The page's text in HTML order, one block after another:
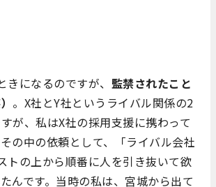
になるのですが、 監禁されたこと
。X社とY社というライバル関係の2
が、私はX社の採用支援に携わって
の中の依頼として、「ライバル会社
トの上から順番に人を引き抜いて欲
んです。当時の私は、宮城から出て